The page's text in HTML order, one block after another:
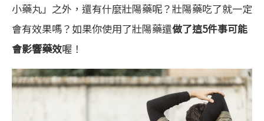
小藥丸」之外，還有什麼壯陽藥呢？壯陽藥吃了就一定
會有效果嗎？如果你使用了壯陽藥還做了這5件事可能
會影響藥效喔！